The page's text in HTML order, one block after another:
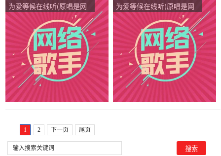
为爱等候在线听(原唱是网
络歌手)，HoNG【戏迷】
演唱点播:109次
为爱等候在线听(原唱是网
络歌手)，HoNG【戏迷】
演唱点播:55次
1 2 下一页 尾页